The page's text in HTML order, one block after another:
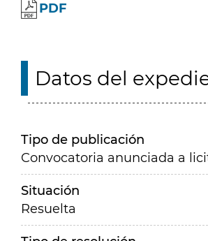
PDF
Datos del
Tipo de publicación
Convocatoria anunciada a
Situación
Resuelta